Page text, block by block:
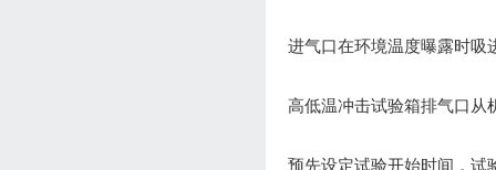
进气口在环境温度曝露时吸
高低温冲击试验箱排气口从
预先设定试验开始时间，试